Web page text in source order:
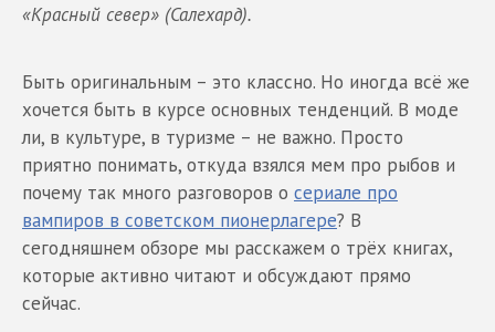
«Красный север» (Салехард).
Быть оригинальным – это классно. Но иногда всё же
хочется быть в курсе основных тенденций. В моде
ли, в культуре, в туризме – не важно. Просто
приятно понимать, откуда взялся мем про рыбов и
почему так много разговоров о сериале про
вампиров в советском пионерлагере? В
сегодняшнем обзоре мы расскажем о трёх книгах,
которые активно читают и обсуждают прямо
сейчас.